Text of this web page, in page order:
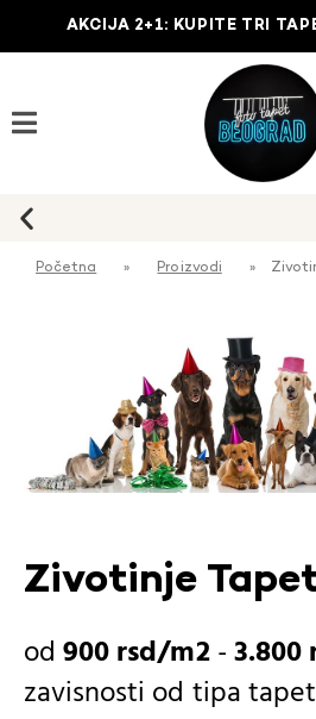
AKCIJA 2+1: KUPITE TRI
Početna » Proizvodi »
Zivotinje
900rsd -3.800
zavisnosti od tipa